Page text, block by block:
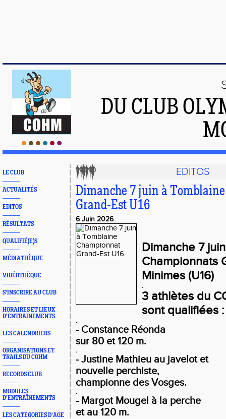
DU CLUB
LE CLUB
ACTUALITÉS
EDITOS
RÉSULTATS
QUALIFIÉ(E)S
MÉDIATHÈQUE
VIDÉOTHÈQUE
S'INSCRIRE AU CLUB
HORAIRES ET LIEUX
D'ENTRAINEMENTS
LES CALENDRIERS
ORGANISATIONS ET
TRAILS DU COHM
RECORDS CLUB
MODULES
D'ENTRAÎNEMENTS
LES CATEGORIES D'AGE
EDITOS
Dimanche 7 juin à
Grand-Est U16
6 Juin 2026
Dimanche 7
Championnats
Minimes (U16)
.
3 athlètes du
sont qualifiées :
.
- Constance Réonda
sur 80 et 120 m.
.
- Justine Mathieu au javelot et
nouvelle perchiste,
championne des Vosges.
.
- Margot Mougel à la perche
et au 120 m.